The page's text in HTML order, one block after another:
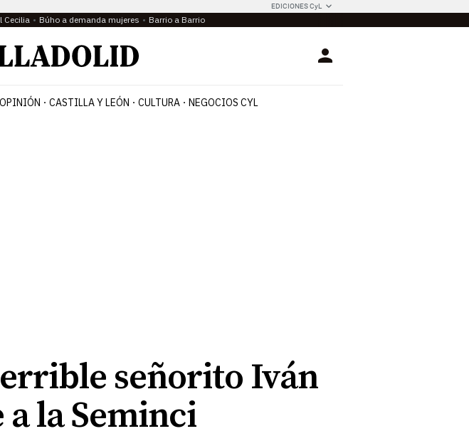
EDICIONES CyL
Cecilia Búho a demanda mujeres Barrio a Barrio
Login
OPINIÓN CASTILLA Y LEÓN CULTURA NEGOCIOS CYL
señorito Iván
la Seminci